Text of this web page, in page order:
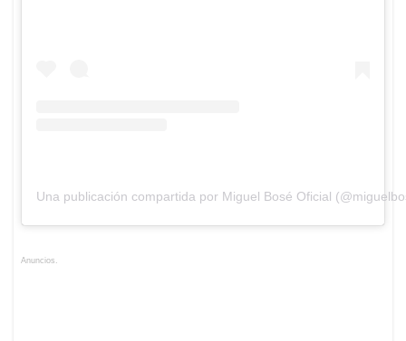
Una publicación compartida por Miguel Bosé Oficial
Anuncios.